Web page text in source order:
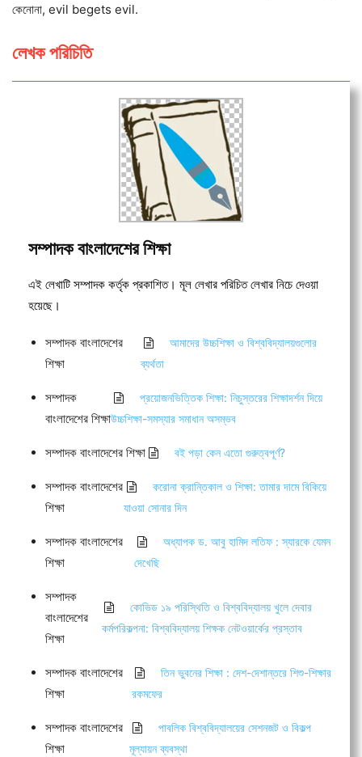
কেনোনা, evil begets evil.
লেখক পরিচিতি
সম্পাদক বাংলাদেশের শিক্ষা
এই লেখাটি সম্পাদক কর্তৃক প্রকাশিত। মূল লেখার পরিচিত লেখার নিচে দেওয়া
হয়েছে।
সম্পাদক বাংলাদেশের
শিক্ষা
আমাদের উচ্চশিক্ষা ও বিশ্ববিদ্যালয়গুলোর
ব্যর্থতা
সম্পাদক
বাংলাদেশের শিক্ষা
প্রয়োজনভিত্তিক শিক্ষা: নিচুস্তরের শিক্ষাদর্শন দিয়ে
উচ্চশিক্ষা-সমস্যার সমাধান অসম্ভব
সম্পাদক বাংলাদেশের শিক্ষা বই পড়া কেন এতো গুরুত্বপূর্ণ?
সম্পাদক বাংলাদেশের
শিক্ষা
করোনা ক্রান্তিকাল ও শিক্ষা: তামার দামে বিকিয়ে
যাওয়া সোনার দিন
সম্পাদক বাংলাদেশের
শিক্ষা
অধ্যাপক ড. আবু হামিদ লতিফ : স্যারকে যেমন
দেখেছি
সম্পাদক
বাংলাদেশের
শিক্ষা
কোভিড ১৯ পরিস্থিতি ও বিশ্ববিদ্যালয় খুলে দেবার
কর্মপরিকল্পনা: বিশ্ববিদ্যালয় শিক্ষক নেটওয়ার্কের প্রস্তাব
সম্পাদক বাংলাদেশের
শিক্ষা
তিন ভুবনের শিক্ষা : দেশ-দেশান্তরে শিশু-শিক্ষার
রকমফের
সম্পাদক বাংলাদেশের
শিক্ষা
পাবলিক বিশ্ববিদ্যালয়ের সেশনজট ও বিকল্প
মূল্যায়ন ব্যবস্থা